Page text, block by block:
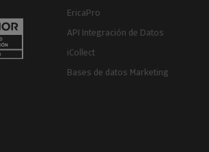
EricaPro
API Integración de Datos
iCollect
Bases de datos Marketing